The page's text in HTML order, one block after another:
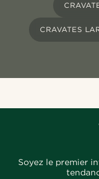
CRAVATES
Soyez le premier